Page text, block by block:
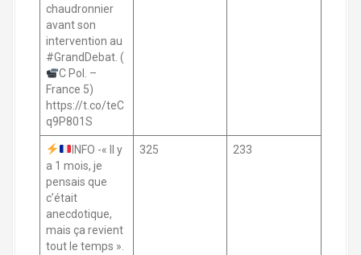
chaudronnier
avant son
intervention au
#GrandDebat. (
C Pol. –
France 5)
https://t.co/teC
q9P801S
INFO -« Il y
a 1 mois, je
pensais que
c’était
anecdotique,
mais ça revient
tout le temps ».
325 233